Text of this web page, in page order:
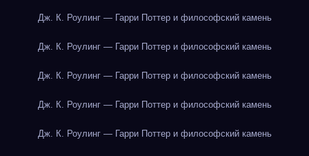
Дж. К. Роулинг — Гарри Поттер и философский камень
Дж. К. Роулинг — Гарри Поттер и философский камень
Дж. К. Роулинг — Гарри Поттер и философский камень
Дж. К. Роулинг — Гарри Поттер и философский камень
Дж. К. Роулинг — Гарри Поттер и философский камень